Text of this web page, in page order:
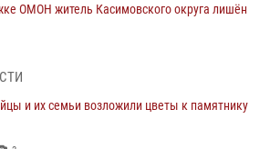
ОМОН житель Касимовского округа лишён
охраны в эфире «Радио России - Рязань»
вневедомственной охране
и их семьи возложили цветы к памятнику